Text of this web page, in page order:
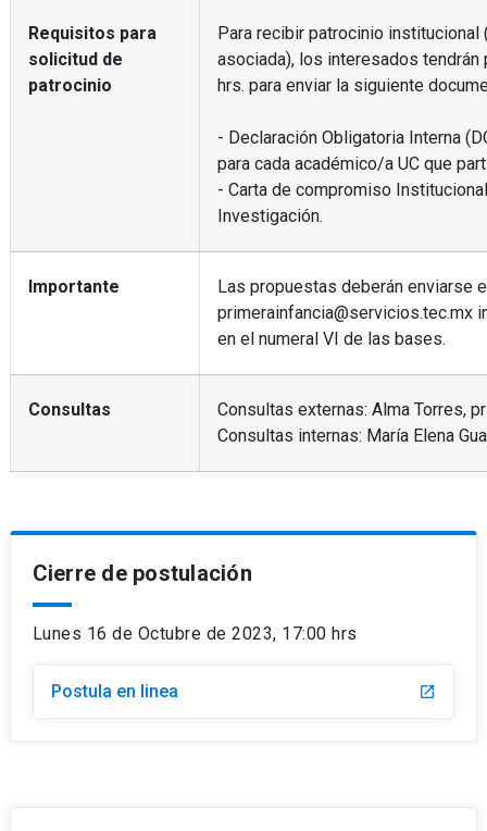
Requisitos para
solicitud de
patrocinio
Para recibir patrocinio
asociada), los interesados
hrs. para enviar la siguiente
- Declaración Obligatoria Interna
para cada académico/a UC que
- Carta de compromiso
Investigación.
Importante
Las propuestas deberán enviarse
primerainfancia@servicios.tec.mx
en el numeral VI de las bases.
Consultas
Consultas externas: Alma Torres,
Consultas internas: María Elena
Cierre de postulación
Lunes 16 de Octubre de 2023, 17:00 hrs
Postula en linea launch